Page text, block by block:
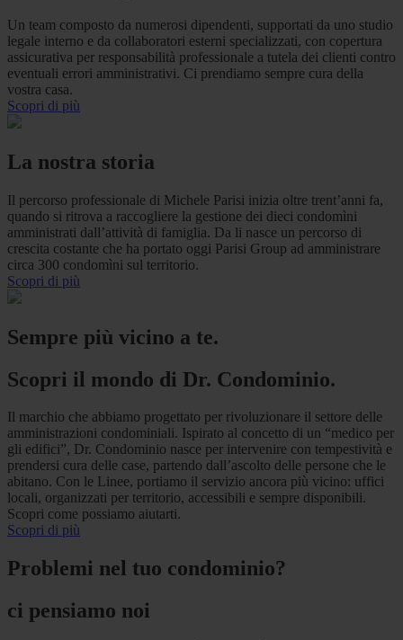
Un team composto da numerosi dipendenti, supportati da uno studio
legale interno e da collaboratori esterni specializzati, con copertura
assicurativa per responsabilità professionale a tutela dei clienti contro
eventuali errori amministrativi. Ci prendiamo sempre cura della
vostra casa.
Scopri di più
La nostra storia
Il percorso professionale di Michele Parisi inizia oltre trent’anni fa,
quando si ritrova a raccogliere la gestione dei dieci condomìni
amministrati dall’attività di famiglia. Da li nasce un percorso di
crescita costante che ha portato oggi Parisi Group ad amministrare
circa 300 condomìni sul territorio.
Scopri di più
Sempre più vicino a te.
Scopri il mondo di Dr. Condominio.
Il marchio che abbiamo progettato per rivoluzionare il settore delle
amministrazioni condominiali. Ispirato al concetto di un “medico per
gli edifici”, Dr. Condominio nasce per intervenire con tempestività e
prendersi cura delle case, partendo dall’ascolto delle persone che le
abitano. Con le Linee, portiamo il servizio ancora più vicino: uffici
locali, organizzati per territorio, accessibili e sempre disponibili.
Scopri come possiamo aiutarti.
Scopri di più
Problemi nel tuo condominio?
ci pensiamo noi